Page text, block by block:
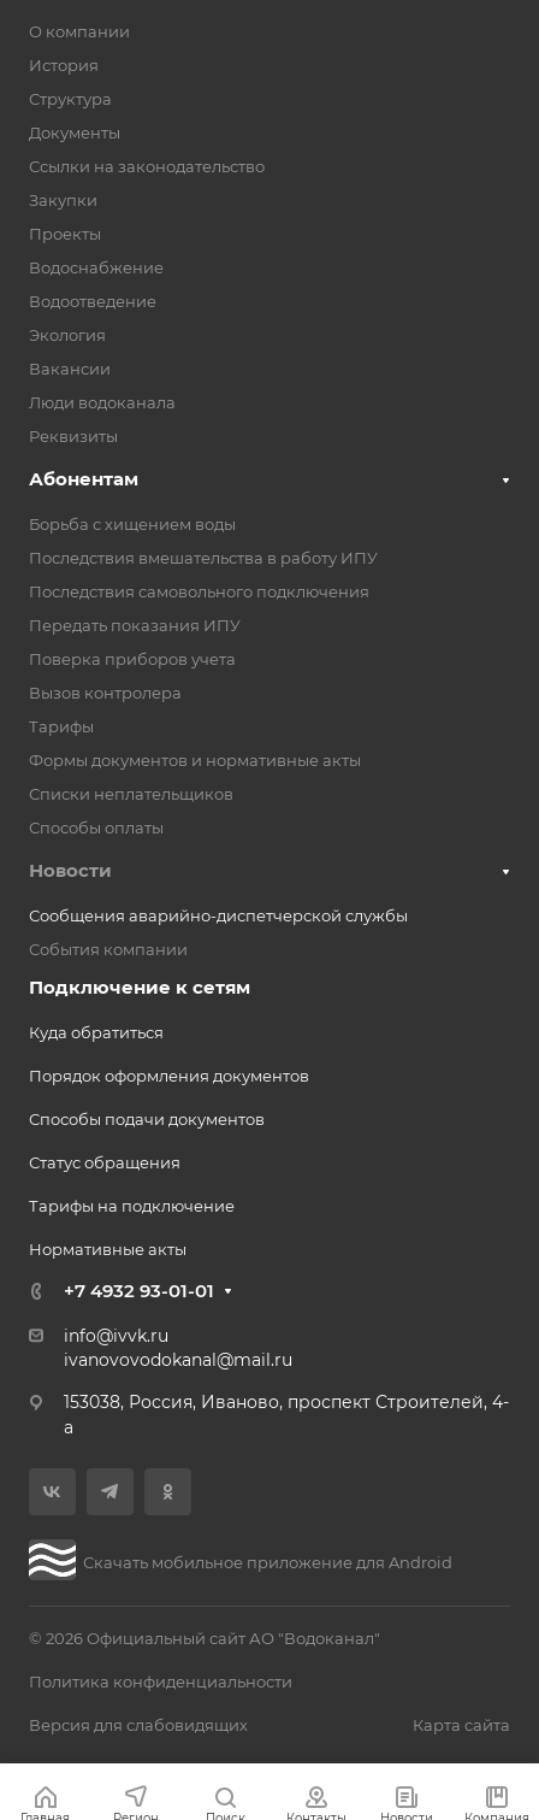
О компании
История
Структура
Документы
Ссылки на законодательство
Закупки
Проекты
Водоснабжение
Водоотведение
Экология
Вакансии
Люди водоканала
Реквизиты
Абонентам
Борьба с хищением воды
Последствия вмешательства в работу ИПУ
Последствия самовольного подключения
Передать показания ИПУ
Поверка приборов учета
Вызов контролера
Тарифы
Формы документов и нормативные акты
Списки неплательщиков
Способы оплаты
Новости
Сообщения аварийно-диспетчерской службы
События компании
Подключение к сетям
Куда обратиться
Порядок оформления документов
Способы подачи документов
Статус обращения
Тарифы на подключение
Нормативные акты
+7 4932 93-01-01
info@ivvk.ru
ivanovovodokanal@mail.ru
153038, Россия, Иваново, проспект Строителей, 4-
а
Скачать мобильное приложение для Android
© 2026 Официальный сайт АО "Водоканал"
Политика конфиденциальности
Версия для слабовидящих Карта сайта